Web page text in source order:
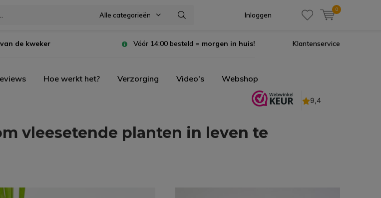
Alle categorieën Inloggen
0
de kweker Vóór 14:00 besteld = morgen in huis! Klantenservice
Hoe werkt het? Verzorging Video's Webshop
vleesetende planten in leven te